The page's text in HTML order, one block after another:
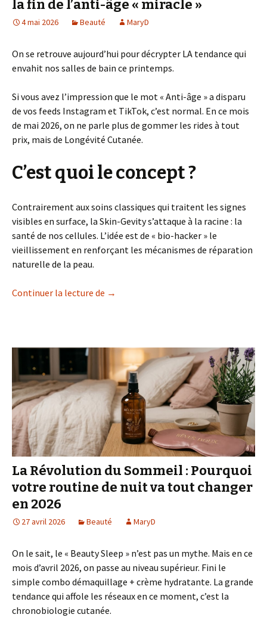
la fin de l’anti-âge « miracle »
4 mai 2026 Beauté MaryD
On se retrouve aujourd’hui pour décrypter LA tendance qui
envahit nos salles de bain ce printemps.
Si vous avez l’impression que le mot « Anti-âge » a disparu
de vos feeds Instagram et TikTok, c’est normal. En ce mois
de mai 2026, on ne parle plus de gommer les rides à tout
prix, mais de Longévité Cutanée.
C’est quoi le concept ?
Contrairement aux soins classiques qui traitent les signes
visibles en surface, la Skin-Gevity s’attaque à la racine : la
santé de nos cellules. L’idée est de « bio-hacker » le
vieillissement en renforçant les mécanismes de réparation
naturelle de la peau.
Continuer la lecture de Skin-Gevity : Pourquoi 2026 marque la
→
La Révolution du Sommeil : Pourquoi
votre routine de nuit va tout changer
en 2026
27 avril 2026 Beauté MaryD
On le sait, le « Beauty Sleep » n’est pas un mythe. Mais en ce
mois d’avril 2026, on passe au niveau supérieur. Fini le
simple combo démaquillage + crème hydratante. La grande
tendance qui affole les réseaux en ce moment, c’est la
chronobiologie cutanée.